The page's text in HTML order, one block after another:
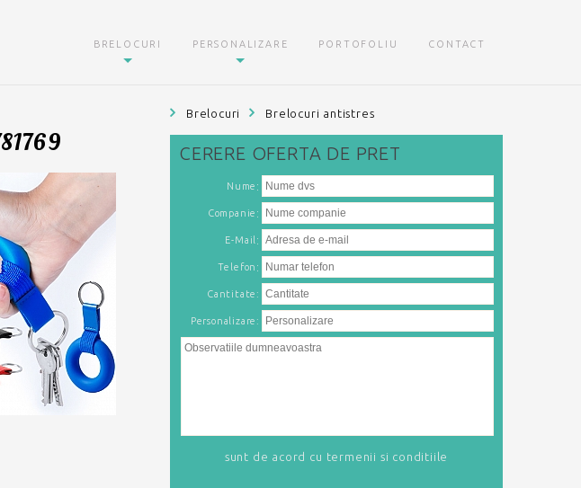
BRELOCURI PERSONALIZARE PORTOFOLIU CONTACT
Brelocuri Brelocuri antistres
CERERE OFERTA DE PRET
Nume :
Companie :
E-Mail :
Telefon :
Cantitate:
Personalizare:
sunt de acord cu termenii si conditiile